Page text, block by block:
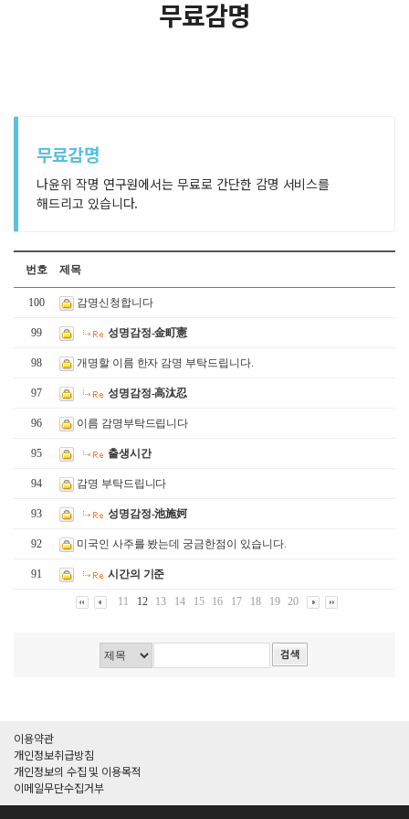
무료감명
무료감명
나윤위 작명 연구원에서는 무료로 간단한 감명 서비스를
해드리고 있습니다.
번호 제목
100 감명신청합니다
99 성명감정-金町憲
98 개명할 이름 한자 감명 부탁드립니다.
97 성명감정-高汰忍
96 이름 감명부탁드립니다
95 출생시간
94 감명 부탁드립니다
93 성명감정-池施妸
92 미국인 사주를 봤는데 궁금한점이 있습니다.
91 시간의 기준
11 12 13 14 15 16 17 18 19 20
이용약관
개인정보취급방침
개인정보의 수집 및 이용목적
이메일무단수집거부